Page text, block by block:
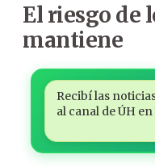
El riesgo de
mantiene
Recibí las
al canal de ÚH